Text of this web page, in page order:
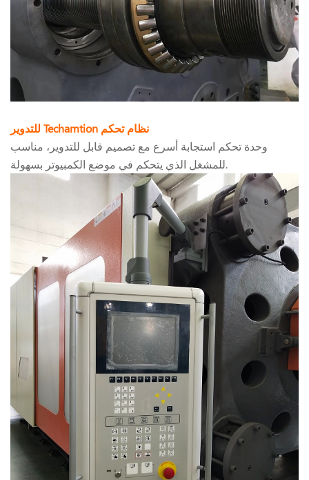
للتدوير Techamtion نظام تحكم
وحدة تحكم استجابة أسرع مع تصميم قابل للتدوير، مناسب
للمشغل الذي يتحكم في موضع الكمبيوتر بسهولة.